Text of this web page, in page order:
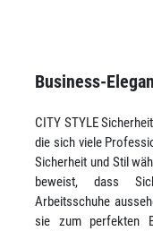
Business-
CITY STYLE
die sich viele
Sicherheit und Stil
beweist, dass
Arbeitsschuhe
sie zum perfekten